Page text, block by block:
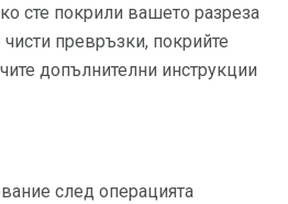
сте покрили вашето разреза
превръзки, покрийте
допълнителни инструкции
след операцията